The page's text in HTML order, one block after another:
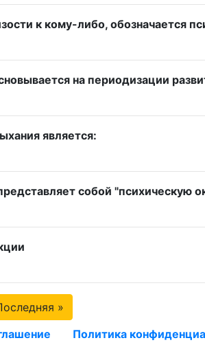
к кому-либо, обозначается
на периодизации
является:
собой "психическую
»
Политика